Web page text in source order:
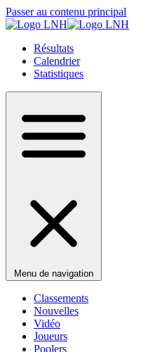
Passer au contenu principal
Résultats
Calendrier
Statistiques
Menu de navigation
Classements
Nouvelles
Vidéo
Joueurs
Poolers